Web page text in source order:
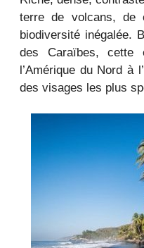
terre de volcans, de
biodiversité inégalée.
des Caraïbes, cette
l’Amérique du Nord à
des visages les plus